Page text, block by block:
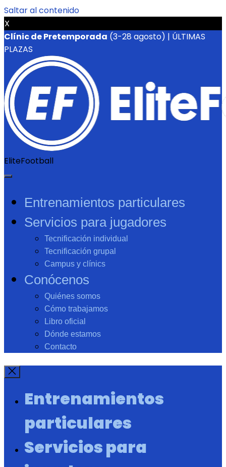
Saltar al contenido
X
Clínic de Pretemporada (3-28 agosto) | ÚLTIMAS
PLAZAS
EliteFootball
Entrenamientos particulares
Servicios para jugadores
Tecnificación individual
Tecnificación grupal
Campus y clínics
Conócenos
Quiénes somos
Cómo trabajamos
Libro oficial
Dónde estamos
Contacto
Entrenamientos
particulares
Servicios para